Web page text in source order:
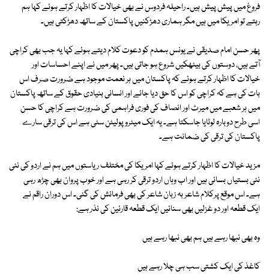
فروغ میں پیش پیش ہیں۔ راحیلہ فردوس نے بھی خیالات کا اظہار کرتے ہوئے کہا ہم
رہتے تو امریکا میں ہیں مگر ہماری دھڑکنیں پاکستان کے ساتھ دھڑکتی ہیں۔
پھر حسن امام صدیقی نے یونس ہمدم کو دعوت کلام دیتے ہوئے کہا یہ جب بھی کراچی
آتے ہیں، دوستوں کی بیٹھکیں شروع ہو جاتی ہیں۔ پھر میں نے اپنے احساسات اور
خیالات کا اظہار کرتے ہوئے کہ پاکستان میں ہر نعمت موجود ہے ضرورت صرف اس
بات کی ہے کہ کراچی کو اس کا حق دیا جائے اور انسانی بنیادی حقوق کے ساتھ پاکستان
میں ہر شعبے میں میرٹ اور انصاف کی فوری فراہمی کی ضرورت ہے کراچی کا حسن
اسی طرح دوبارہ لوٹایا جاسکتا ہے۔ یہ ایک میٹرو پولیٹن سٹی ہے اس کی ترقی سارے
پاکستان کی ترقی کی ضمانت ہے۔
مزید خیالات کا اظہار کرتے ہوئے کہا امریکا کی مختلف ریاستوں میں ہم نے اردو کی نئی
نئی بستیاں بسائی ہیں اور اب وہاں اردو ترقی کر رہی ہے اور خوب پروان بھی چڑھ رہی
ہے۔ اس موقع پرکلام شاعر بہ زبان شاعر کی بھی فرمائش کی گئی۔ اس دوران راقم نے
ایک قطعہ اور دو غزلیں بھی سنائیں ایک قطعہ قارئین کی نذر ہے:
وہ بھی نبھا رہے ہیں ہم بھی نبھا رہے ہیں
کاغذ کی ایک کشتی سب ہی چلا رہے ہیں